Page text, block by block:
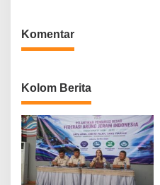
Komentar
Kolom Berita